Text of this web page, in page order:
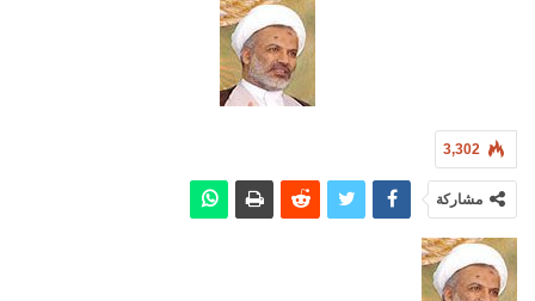
3,302
مشاركة